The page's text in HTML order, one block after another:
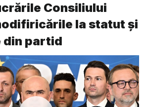
Consiliului
la statut și
din partid